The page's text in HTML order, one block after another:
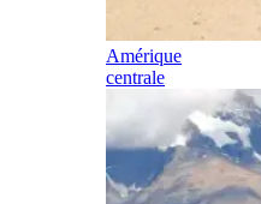
Amérique
centrale